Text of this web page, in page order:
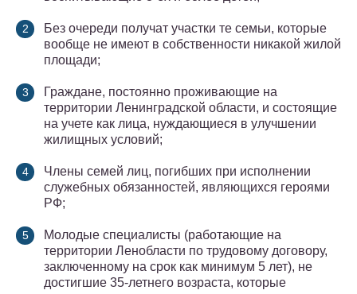
Без очереди получат участки те семьи, которые
вообще не имеют в собственности никакой жилой
площади;
Граждане, постоянно проживающие на
территории Ленинградской области, и состоящие
на учете как лица, нуждающиеся в улучшении
жилищных условий;
Члены семей лиц, погибших при исполнении
служебных обязанностей, являющихся героями
РФ;
Молодые специалисты (работающие на
территории Ленобласти по трудовому договору,
заключенному на срок как минимум 5 лет), не
достигшие 35-летнего возраста, которые